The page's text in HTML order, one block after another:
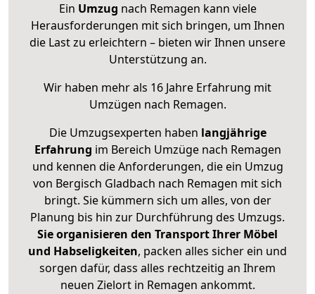
Ein Umzug nach Remagen kann viele
Herausforderungen mit sich bringen, um Ihnen
die Last zu erleichtern – bieten wir Ihnen unsere
Unterstützung an.
Wir haben mehr als 16 Jahre Erfahrung mit
Umzügen nach Remagen.
Die Umzugsexperten haben langjährige
Erfahrung im Bereich Umzüge nach Remagen
und kennen die Anforderungen, die ein Umzug
von Bergisch Gladbach nach Remagen mit sich
bringt. Sie kümmern sich um alles, von der
Planung bis hin zur Durchführung des Umzugs.
Sie organisieren den Transport Ihrer Möbel
und Habseligkeiten, packen alles sicher ein und
sorgen dafür, dass alles rechtzeitig an Ihrem
neuen Zielort in Remagen ankommt.